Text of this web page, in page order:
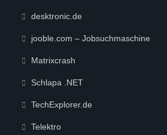
desktronic.de
jooble.com – Jobsuchmaschine
Matrixcrash
Schlapa .NET
TechExplorer.de
Telektro